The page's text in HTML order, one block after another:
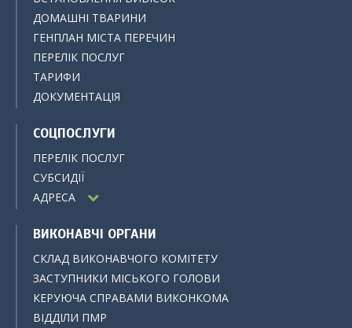
ДОМАШНІ ТВАРИНИ
ГЕНПЛАН МІСТА ПЕРЕЧИН
ПЕРЕЛІК ПОСЛУГ
ТАРИФИ
ДОКУМЕНТАЦІЯ
СОЦПОСЛУГИ
ПЕРЕЛІК ПОСЛУГ
СУБСИДІЇ
АДРЕСА
ВИКОНАВЧІ ОРГАНИ
СКЛАД ВИКОНАВЧОГО КОМІТЕТУ
ЗАСТУПНИКИ МІСЬКОГО ГОЛОВИ
КЕРУЮЧА СПРАВАМИ ВИКОНКОМА
ВІДДІЛИ ПМР